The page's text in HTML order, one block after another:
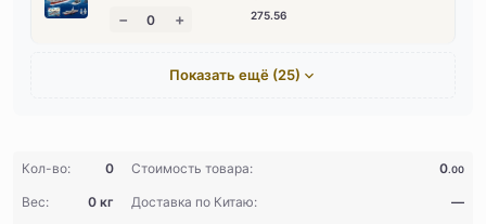
275.56
Показать ещё (25)
Кол-во: 0 Стоимость товара: 0.00
Вес: 0 кг Доставка по Китаю: —